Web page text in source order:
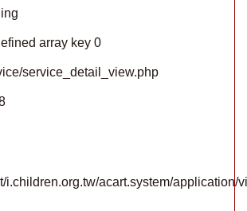
array key 0
service_detail_view.php
i.children.org.tw/acart.system/